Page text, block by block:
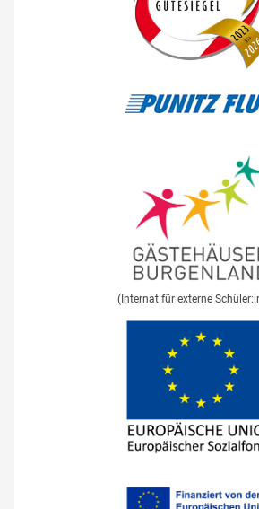
(Internat für externe